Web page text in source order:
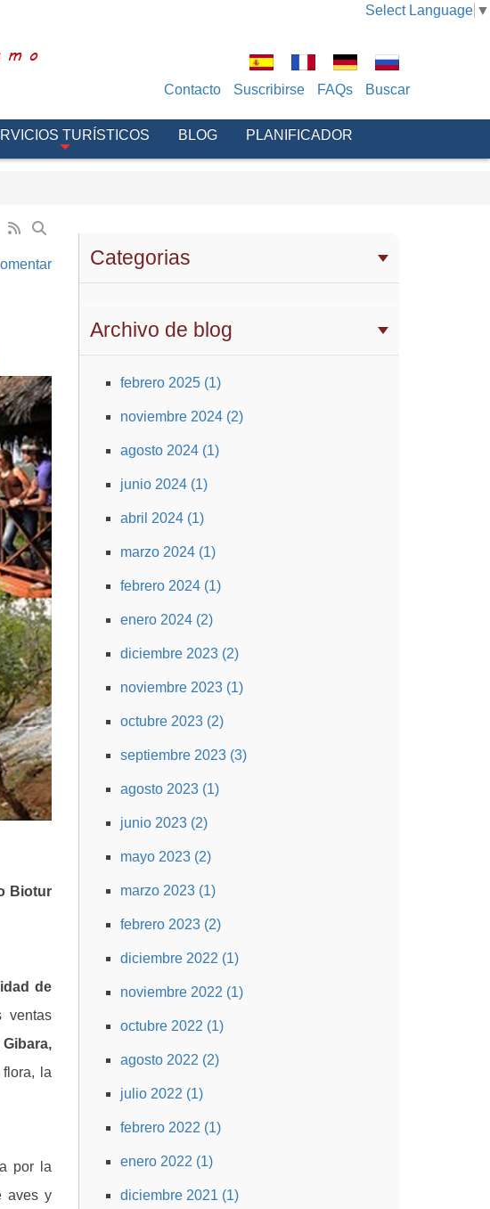
Select Language ▼
Contacto Suscribirse FAQs Buscar
TURÍSTICOS BLOG PLANIFICADOR
Categorias
Archivo de blog
febrero 2025 (1)
noviembre 2024 (2)
agosto 2024 (1)
junio 2024 (1)
abril 2024 (1)
marzo 2024 (1)
febrero 2024 (1)
enero 2024 (2)
diciembre 2023 (2)
noviembre 2023 (1)
octubre 2023 (2)
septiembre 2023 (3)
agosto 2023 (1)
junio 2023 (2)
mayo 2023 (2)
marzo 2023 (1)
febrero 2023 (2)
diciembre 2022 (1)
noviembre 2022 (1)
octubre 2022 (1)
agosto 2022 (2)
julio 2022 (1)
febrero 2022 (1)
enero 2022 (1)
diciembre 2021 (1)
Biotur
de
ventas
la
por la
aves y